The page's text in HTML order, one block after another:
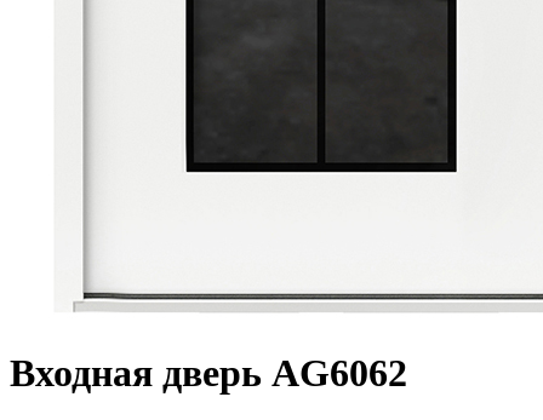
Входная дверь AG6062